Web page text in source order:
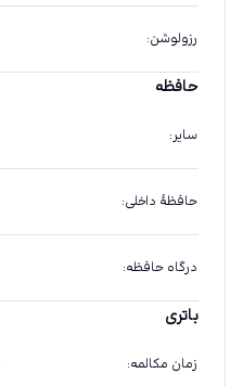
رزولوشن:
حافظه
سایر:
حافظهٔ داخلی:
درگاه حافظه:
باتری
زمان مکالمه: